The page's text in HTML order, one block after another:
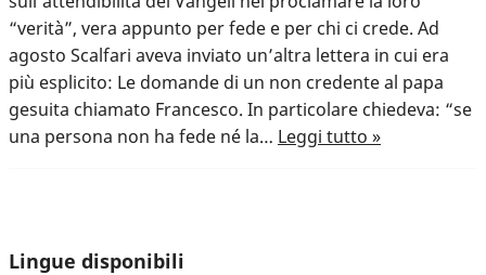
“verità”, vera appunto per fede e per chi ci crede. Ad
agosto Scalfari aveva inviato un’altra lettera in cui era
più esplicito: Le domande di un non credente al papa
gesuita chiamato Francesco. In particolare chiedeva: “se
una persona non ha fede né la… Leggi tutto »
Lingue disponibili